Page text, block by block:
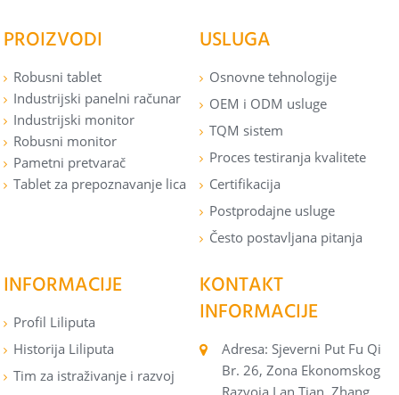
PROIZVODI
Robusni tablet
Industrijski panelni računar
Industrijski monitor
Robusni monitor
Pametni pretvarač
Tablet za prepoznavanje lica
USLUGA
Osnovne tehnologije
OEM i ODM usluge
TQM sistem
Proces testiranja kvalitete
Certifikacija
Postprodajne usluge
Često postavljana pitanja
INFORMACIJE
Profil Liliputa
Historija Liliputa
Tim za istraživanje i razvoj
KONTAKT
INFORMACIJE
Adresa: Sjeverni Put Fu Qi
Br. 26, Zona Ekonomskog
Razvoja Lan Tian, ​​Zhang